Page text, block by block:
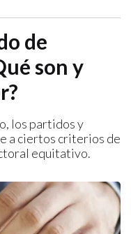
de
son y
los partidos y
a ciertos criterios de
equitativo.